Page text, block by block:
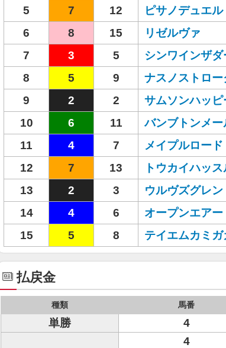
5
7 12 ピサノデュエル
6
8 15 リゼルヴァ
7
3 5 シンワインザダ
8
5 9 ナスノストロー
9
2 2 サムソンハッピ
10
6 11 バンブトンメー
11
4 7 メイプルロード
12
7 13 トウカイハッス
13
2 3 ウルヴズグレン
14
4 6 オープンエアー
15
5 8 テイエムカミガ
払戻金
種類 馬番
単勝 4
4